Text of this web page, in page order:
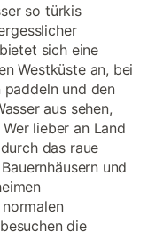
so türkis
sich eine
Westküste an, bei
und den
aus sehen,
lieber an Land
das raue
und
die